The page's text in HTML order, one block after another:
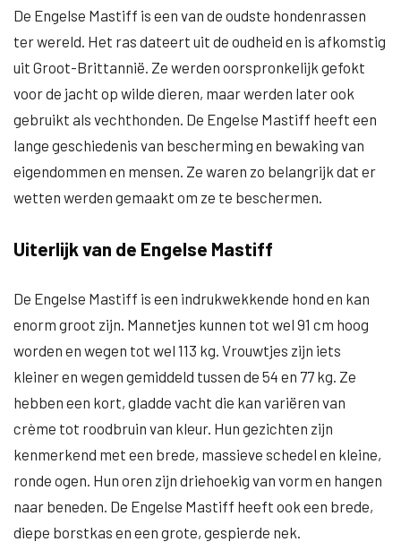
De Engelse Mastiff is een van de oudste hondenrassen
ter wereld. Het ras dateert uit de oudheid en is afkomstig
uit Groot-Brittannië. Ze werden oorspronkelijk gefokt
voor de jacht op wilde dieren, maar werden later ook
gebruikt als vechthonden. De Engelse Mastiff heeft een
lange geschiedenis van bescherming en bewaking van
eigendommen en mensen. Ze waren zo belangrijk dat er
wetten werden gemaakt om ze te beschermen.
Uiterlijk van de Engelse Mastiff
De Engelse Mastiff is een indrukwekkende hond en kan
enorm groot zijn. Mannetjes kunnen tot wel 91 cm hoog
worden en wegen tot wel 113 kg. Vrouwtjes zijn iets
kleiner en wegen gemiddeld tussen de 54 en 77 kg. Ze
hebben een kort, gladde vacht die kan variëren van
crème tot roodbruin van kleur. Hun gezichten zijn
kenmerkend met een brede, massieve schedel en kleine,
ronde ogen. Hun oren zijn driehoekig van vorm en hangen
naar beneden. De Engelse Mastiff heeft ook een brede,
diepe borstkas en een grote, gespierde nek.